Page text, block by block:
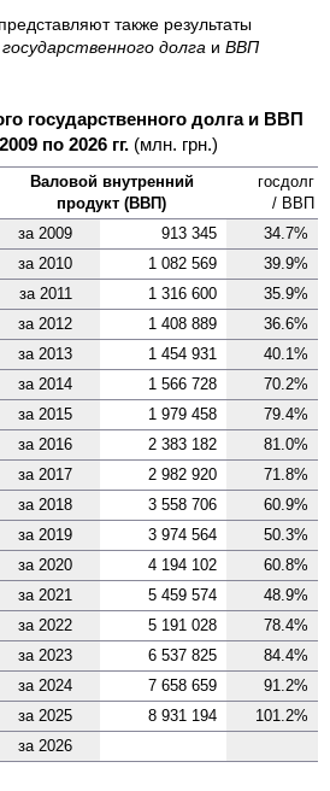
также результаты
государственного долга и ВВП
государственного долга и ВВП
по 2026 гг. (млн. грн.)
Валовой внутренний
продукт (ВВП)
госдолг
/ ВВП
за 2009 913 345 34.7%
за 2010 1 082 569 39.9%
за 2011 1 316 600 35.9%
за 2012 1 408 889 36.6%
за 2013 1 454 931 40.1%
за 2014 1 566 728 70.2%
за 2015 1 979 458 79.4%
за 2016 2 383 182 81.0%
за 2017 2 982 920 71.8%
за 2018 3 558 706 60.9%
за 2019 3 974 564 50.3%
за 2020 4 194 102 60.8%
за 2021 5 459 574 48.9%
за 2022 5 191 028 78.4%
за 2023 6 537 825 84.4%
за 2024 7 658 659 91.2%
за 2025 8 931 194 101.2%
за 2026